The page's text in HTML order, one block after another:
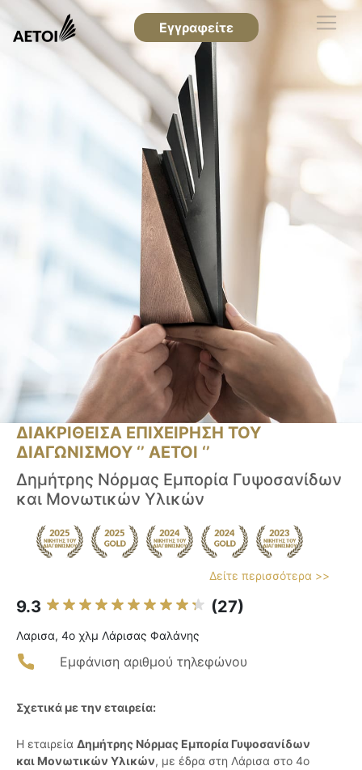
Εγγραφείτε
ΔΙΑΚΡΙΘΕΙΣΑ ΕΠΙΧΕΙΡΗΣΗ ΤΟΥ
ΔΙΑΓΩΝΙΣΜΟΥ ‘’ ΑΕΤΟΙ ‘’
Δημήτρης Νόρμας Εμπορία Γυψοσανίδων
και Μονωτικών Υλικών
Δείτε περισσότερα >>
9.3 (27)
Λαρισα, 4ο χλμ Λάρισας Φαλάνης
Εμφάνιση αριθμού τηλεφώνου
Σχετικά με την εταιρεία:
Η εταιρεία Δημήτρης Νόρμας Εμπορία Γυψοσανίδων
και Μονωτικών Υλικών, με έδρα στη Λάρισα στο 4ο